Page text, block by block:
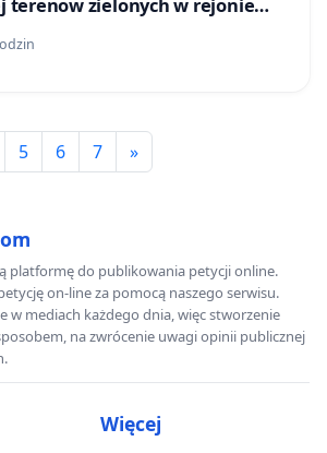
w Bielsku-Białej
5 6 7 »
platformę do publikowania petycji online.
on-line za pomocą naszego serwisu.
w mediach każdego dnia, więc stworzenie
na zwrócenie uwagi opinii publicznej
Więcej